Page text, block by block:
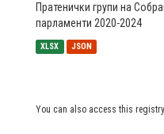
Пратенички групи на
парламенти 2020-2024
XLSX JSON
You can also access this